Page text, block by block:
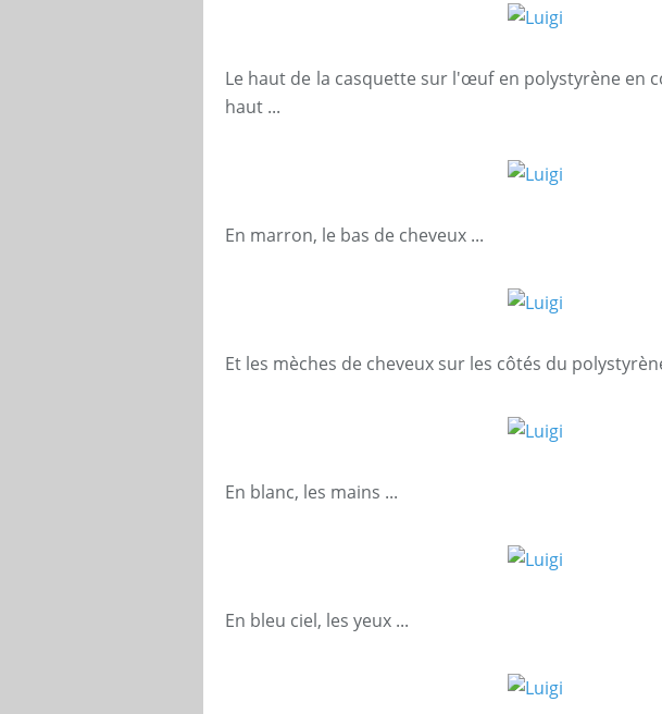
Le haut de la casquette sur l'œuf en polystyrène en
haut ...
En marron, le bas de cheveux ...
Et les mèches de cheveux sur les côtés du
En blanc, les mains ...
En bleu ciel, les yeux ...